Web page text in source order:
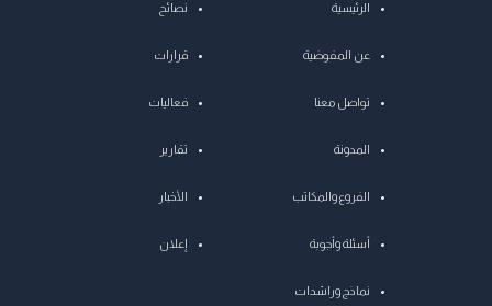
الرئيسية
عن المفوضية
تواصل معنا
المدونة
الفروع والمكاتب
أسئلة وأجوبة
نماذج وراشدات
نصائح
قرارات
فعاليات
تقارير
الأخبار
إعلان